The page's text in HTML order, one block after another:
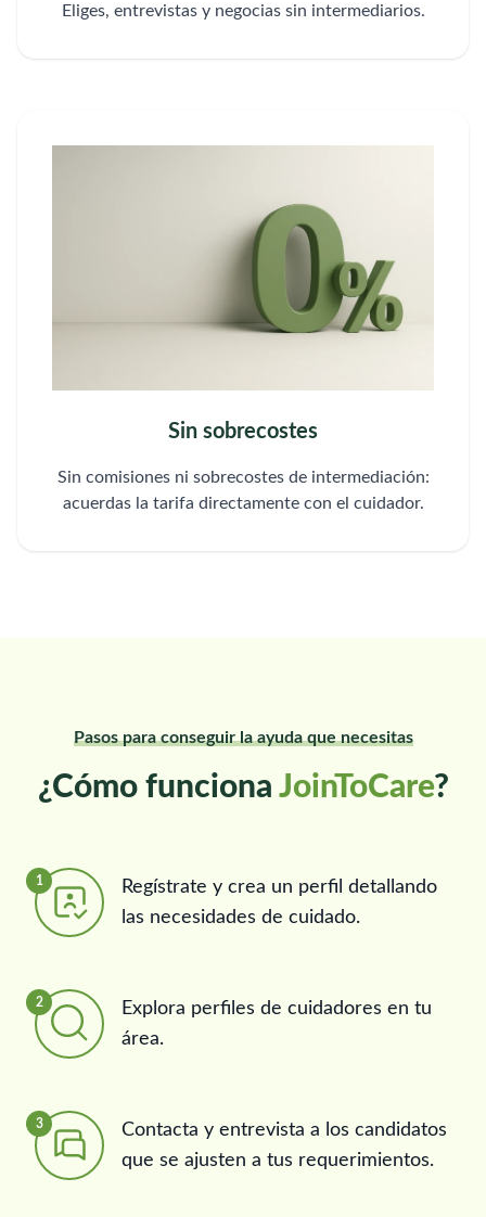
Eliges, entrevistas y negocias sin intermediarios.
Sin sobrecostes
Sin comisiones ni sobrecostes de intermediación:
acuerdas la tarifa directamente con el cuidador.
Pasos para conseguir la ayuda que necesitas
¿Cómo funciona JoinToCare?
1
Regístrate y crea un perfil detallando
las necesidades de cuidado.
2
Explora perfiles de cuidadores en tu
área.
3
Contacta y entrevista a los candidatos
que se ajusten a tus requerimientos.